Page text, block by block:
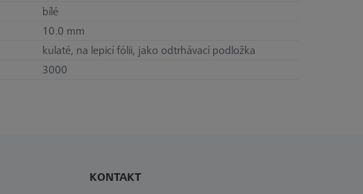
bílé
10.0 mm
kulaté, na lepicí fólii, jako odtrhávací podložka
3000
KONTAKT